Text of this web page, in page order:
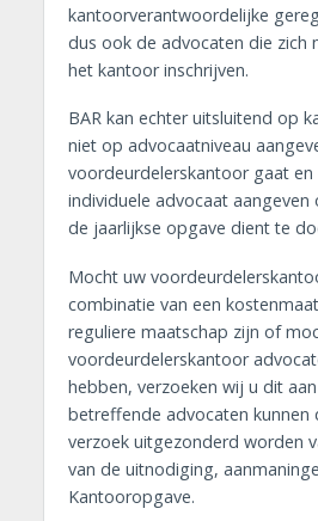
kantoorverantwoordelijke
dus ook de advocaten die zich
het kantoor inschrijven.
BAR kan echter uitsluitend op
niet op advocaatniveau
voordeurdelerskantoor gaat en
individuele advocaat
de jaarlijkse opgave dient te
Mocht uw
combinatie van een
reguliere maatschap zijn of
voordeurdelerskantoor
hebben, verzoeken wij u dit
betreffende advocaten kunnen
verzoek uitgezonderd worden
van de uitnodiging,
Kantooropgave.